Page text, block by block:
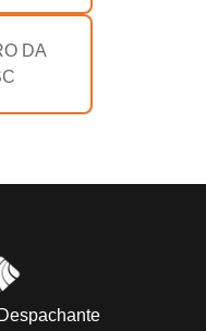
DA
Despachante